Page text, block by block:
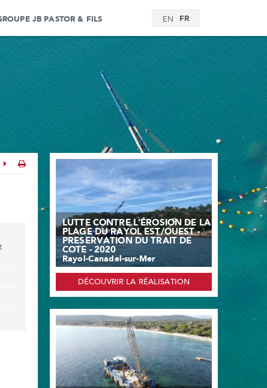
JB PASTOR & FILS EN FR
LUTTE CONTRE L’ÉROSION DE LA
PLAGE DU RAYOL EST/OUEST -
PRESERVATION DU TRAIT DE
COTE - 2020
Rayol-Canadel-sur-Mer
DÉCOUVRIR LA RÉALISATION